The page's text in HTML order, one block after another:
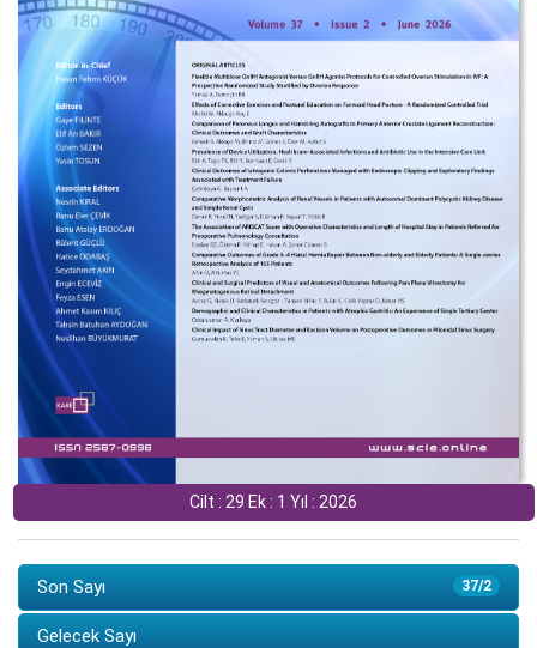
Cilt : 29 Ek : 1 Yıl : 2026
37/2
Son Sayı
Gelecek Sayı